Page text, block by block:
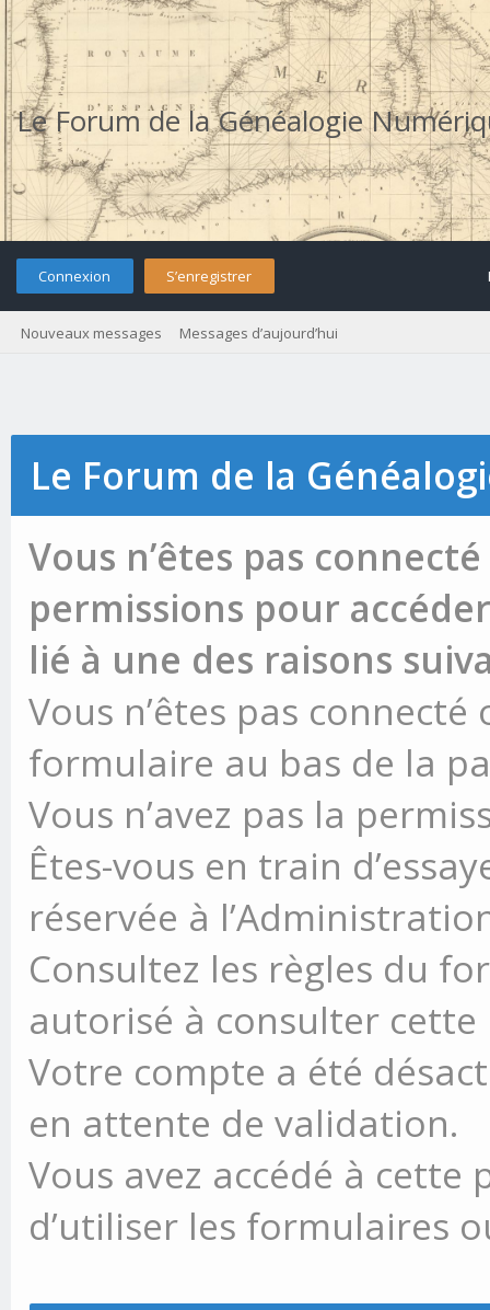
Le Forum de la Généalogie
Connexion S’enregistrer
Nouveaux messages Messages d’aujourd’hui
Le Forum de la
Vous n’êtes pas
permissions pour
lié à une des raisons
Vous n’êtes pas
formulaire au bas de la
Vous n’avez pas la
Êtes-vous en train
réservée à
Consultez les règles du
autorisé à consulter cette
Votre compte a été
en attente de validation.
Vous avez accédé à
d’utiliser les formulaires